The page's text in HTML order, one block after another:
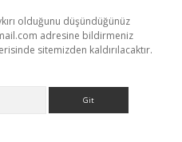
olduğunu düşündüğünüz
adresine bildirmeniz
sitemizden kaldırılacaktır.